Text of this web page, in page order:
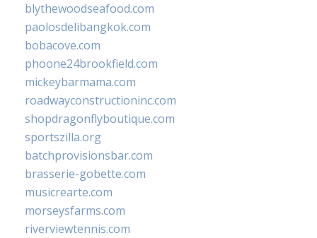
blythewoodseafood.com
paolosdelibangkok.com
bobacove.com
phoone24brookfield.com
mickeybarmama.com
roadwayconstructioninc.com
shopdragonflyboutique.com
sportszilla.org
batchprovisionsbar.com
brasserie-gobette.com
musicrearte.com
morseysfarms.com
riverviewtennis.com